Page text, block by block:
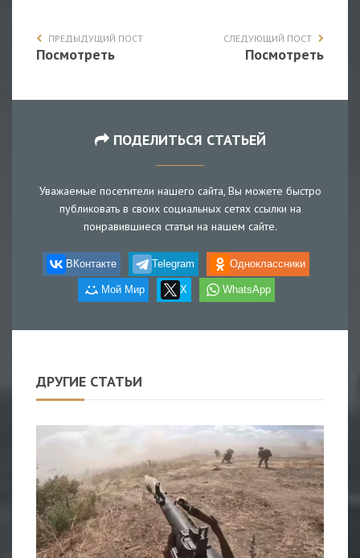
ПРЕДЫДУЩИЙ ПОСТ
Посмотреть
СЛЕДУЮЩИЙ ПОСТ
Посмотреть
ПОДЕЛИТЬСЯ СТАТЬЕЙ
Уважаемые посетители нашего сайта, Вы можете быстро
публиковать в своих социальных сетях ссылки на
понравившиеся статьи на нашем сайте.
ВКонтакте Telegram Одноклассники
Мой Мир X WhatsApp
ДРУГИЕ СТАТЬИ